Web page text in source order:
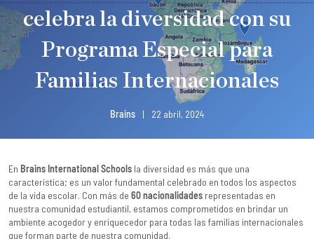
celebra la diversidad con su
Programa Especial para
Familias Internacionales
Brains | 22 abril, 2024
En Brains International Schools la diversidad es más que una
característica; es un valor fundamental celebrado en todos los aspectos
de la vida escolar. Con más de 60 nacionalidades representadas en
nuestra comunidad estudiantil, estamos comprometidos en brindar un
ambiente acogedor y enriquecedor para todas las familias internacionales
que forman parte de nuestra comunidad.